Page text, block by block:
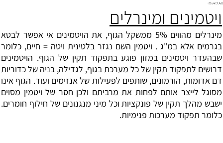
Diet2All:
שמאחורי
המושלם.
ויטמינים ומינרלים
מינרלים מהווים 5% ממשקל הגוף, את הויטמינים אי אפשר לבטא
בגרמים אלא במ"ג . ויטמין השם נגזר בלטינית ויטה = חיים, כלומר
שבהעדר ויטמינים במזון פוגע בתפקוד תקין של הגוף. הויטמינים
דרושים לתפקוד תקין של כל מערכת בגוף, לגדילה, בניה של כדוריות
דם אדומות, הורמונים, שותפים לפעילות של אנזימים ועוד. הגוף אינו
מסוגל לייצר אותם לפחות את מרביתם ולכן חסר של ויטמין מסוים
ישבש מהלך תקין של פונקציות וכל מיני מנגנונים של חילוף חומרים.
כלומר תפקוד מערכות פנימיות.